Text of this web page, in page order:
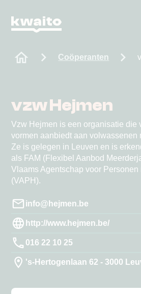
Coöperanten
vzw Hejmen
Vzw Hejmen is een organisatie die
vormen aanbiedt aan volwassenen
Ze is gelegen in Leuven en is
als FAM (Flexibel Aanbod
Vlaams Agentschap voor
(VAPH).
info@hejmen.be
http://www.hejmen.be/
016 22 10 25
's-Hertogenlaan 62 - 3000